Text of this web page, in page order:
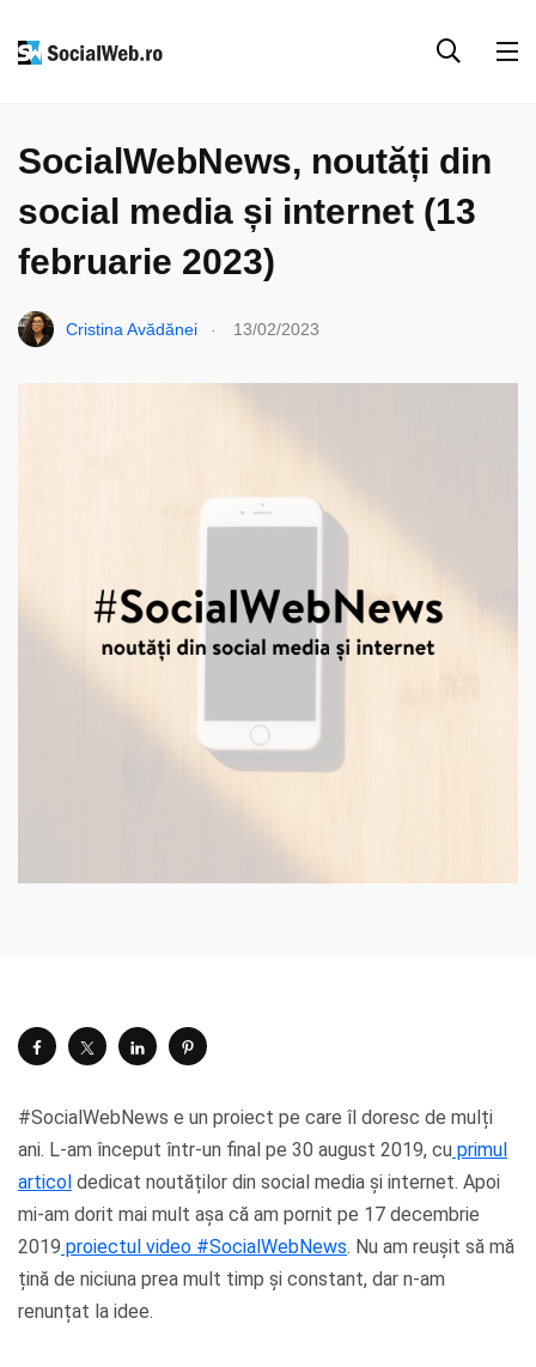
SocialWebNews, noutăți din
social media și internet (13
februarie 2023)
Cristina Avădănei 13/02/2023
#SocialWebNews e un proiect pe care îl doresc de mulți
ani. L-am început într-un final pe 30 august 2019, cu primul
articol dedicat noutăților din social media și internet. Apoi
mi-am dorit mai mult așa că am pornit pe 17 decembrie
2019 proiectul video #SocialWebNews. Nu am reușit să mă
țină de niciuna prea mult timp și constant, dar n-am
renunțat la idee.